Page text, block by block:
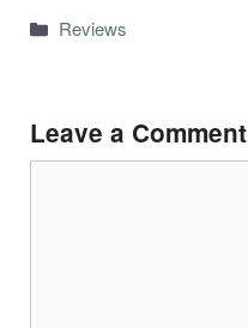
Categories
Reviews
Leave a Comment